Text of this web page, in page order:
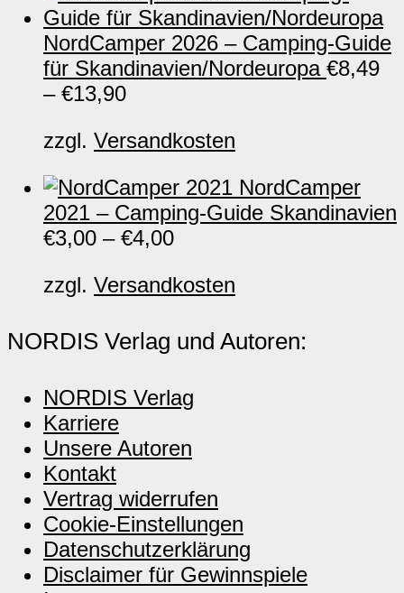
NordCamper 2026 – Camping-Guide
für Skandinavien/Nordeuropa €8,49
– €13,90
zzgl. Versandkosten
NordCamper
2021 – Camping-Guide Skandinavien
€3,00 – €4,00
zzgl. Versandkosten
NORDIS Verlag und Autoren:
NORDIS Verlag
Karriere
Unsere Autoren
Kontakt
Vertrag widerrufen
Cookie-Einstellungen
Datenschutzerklärung
Disclaimer für Gewinnspiele